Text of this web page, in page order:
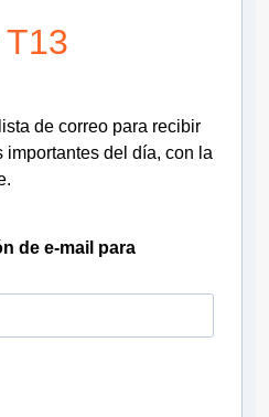
de correo para recibir
importantes del día, con la
de e-mail para